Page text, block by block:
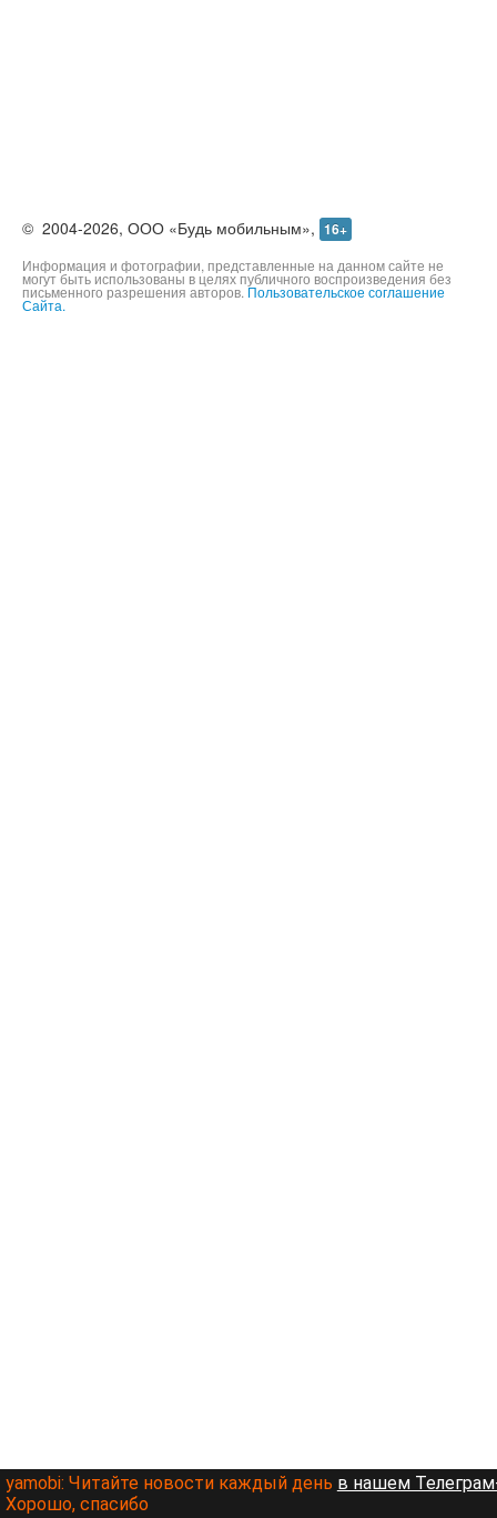
©2004-2026,ООО «Будь мобильным», 16+
Информация и фотографии, представленные на данном сайте не
могут быть использованы в целях публичного воспроизведения без
yamobi: Читайте новости каждый день в нашем
Хорошо, спасибо